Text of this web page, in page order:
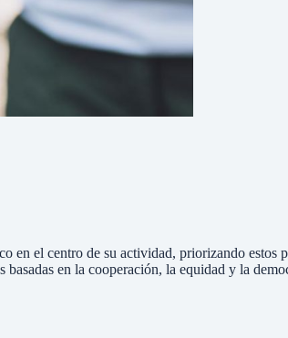
en el centro de su actividad, priorizando estos
en la cooperación, la equidad y la